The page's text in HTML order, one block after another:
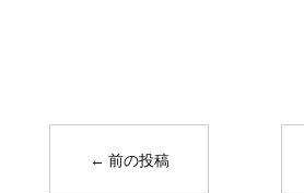
← 前の投稿